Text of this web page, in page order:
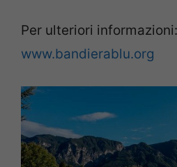
Per ulteriori informazioni:
www.bandierablu.org